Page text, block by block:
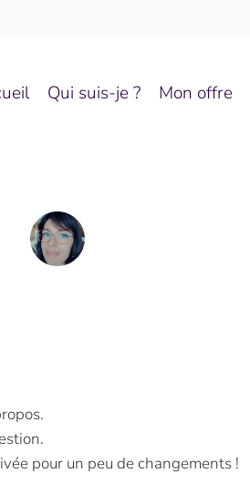
Qui suis-je ? Mon offre
pour un peu de changements !